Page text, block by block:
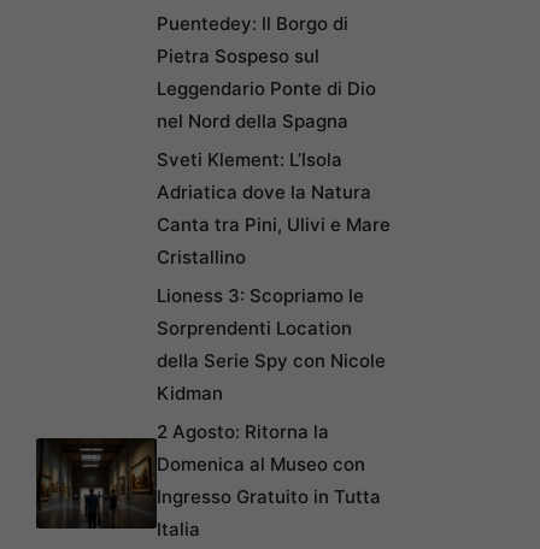
Puentedey: Il Borgo di
Pietra Sospeso sul
Leggendario Ponte di Dio
nel Nord della Spagna
Sveti Klement: L’Isola
Adriatica dove la Natura
Canta tra Pini, Ulivi e Mare
Cristallino
Lioness 3: Scopriamo le
Sorprendenti Location
della Serie Spy con Nicole
Kidman
2 Agosto: Ritorna la
Domenica al Museo con
Ingresso Gratuito in Tutta
Italia